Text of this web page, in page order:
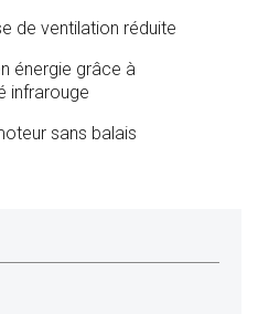
de ventilation réduite
énergie grâce à
infrarouge
sans balais